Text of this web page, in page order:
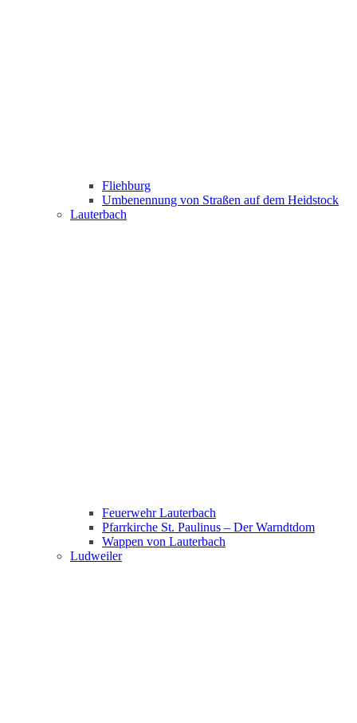
Fliehburg
Umbenennung von Straßen auf dem Heidstock
Lauterbach
Feuerwehr Lauterbach
Pfarrkirche St. Paulinus – Der Warndtdom
Wappen von Lauterbach
Ludweiler